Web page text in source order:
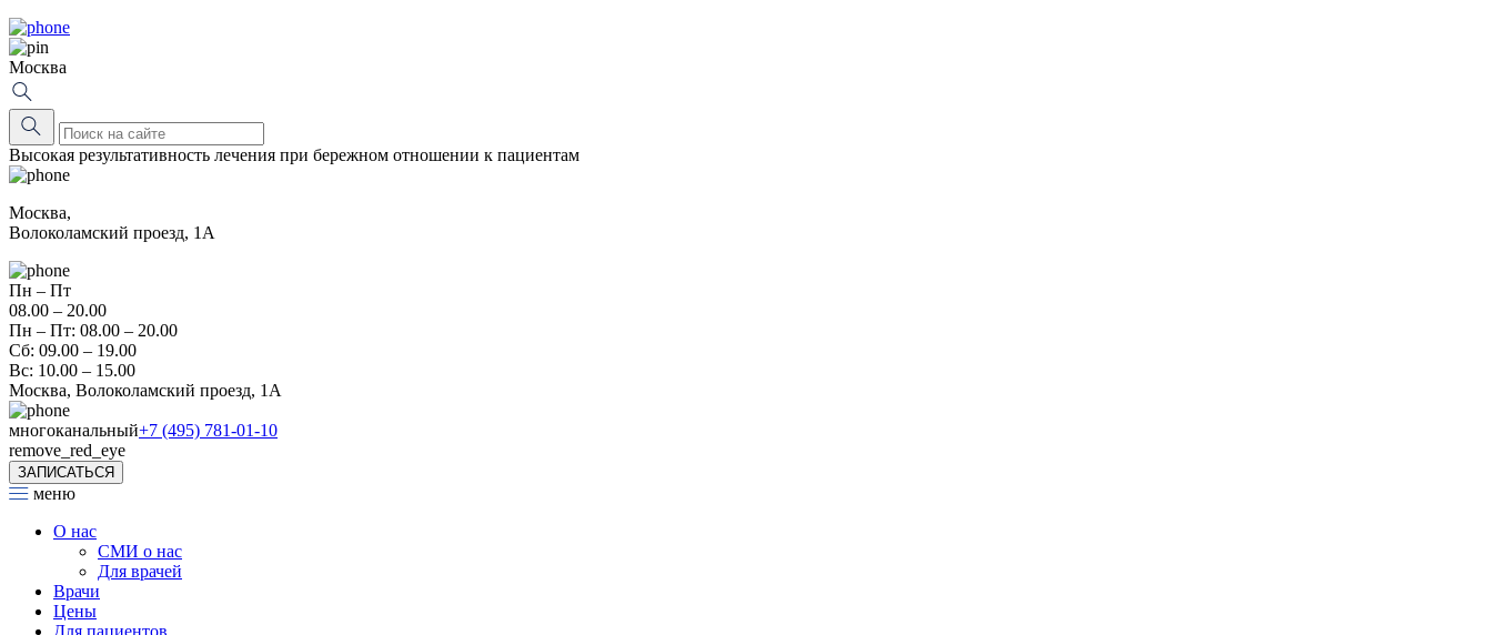
Москва
Высокая результативность лечения при бережном отношении к пациентам
Москва,
Волоколамский проезд, 1А
Пн – Пт
08.00 – 20.00
Пн – Пт: 08.00 – 20.00
Сб: 09.00 – 19.00
Вс: 10.00 – 15.00
Москва, Волоколамский проезд, 1А
многоканальный+7 (495) 781-01-10
remove_red_eye
ЗАПИСАТЬСЯ
меню
О нас
СМИ о нас
Для врачей
Врачи
Цены
Для пациентов